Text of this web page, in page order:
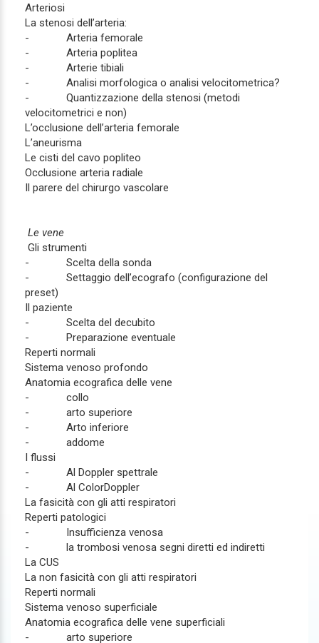
Arteriosi
La stenosi dell’arteria:
- Arteria femorale
- Arteria poplitea
- Arterie tibiali
- Analisi morfologica o analisi velocitometrica?
- Quantizzazione della stenosi (metodi
velocitometrici e non)
L’occlusione dell’arteria femorale
L’aneurisma
Le cisti del cavo popliteo
Occlusione arteria radiale
Il parere del chirurgo vascolare
Le vene
Gli strumenti
- Scelta della sonda
- Settaggio dell’ecografo (configurazione del
preset)
Il paziente
- Scelta del decubito
- Preparazione eventuale
Reperti normali
Sistema venoso profondo
Anatomia ecografica delle vene
- collo
- arto superiore
- Arto inferiore
- addome
I flussi
- Al Doppler spettrale
- Al ColorDoppler
La fasicità con gli atti respiratori
Reperti patologici
- Insufficienza venosa
- la trombosi venosa segni diretti ed indiretti
La CUS
La non fasicità con gli atti respiratori
Reperti normali
Sistema venoso superficiale
Anatomia ecografica delle vene superficiali
- arto superiore